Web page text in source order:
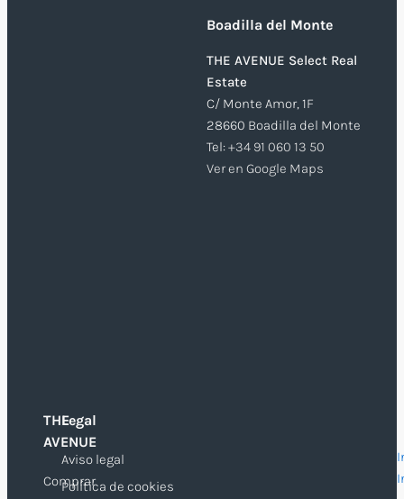
Boadilla del Monte
THE AVENUE Select Real
Estate
C/ Monte Amor, 1F
28660 Boadilla del Monte
Tel:+34 91 060 13 50
Ver en Google Maps
THE
AVENUE
Comprar
Legal
Aviso legal
Política de cookies